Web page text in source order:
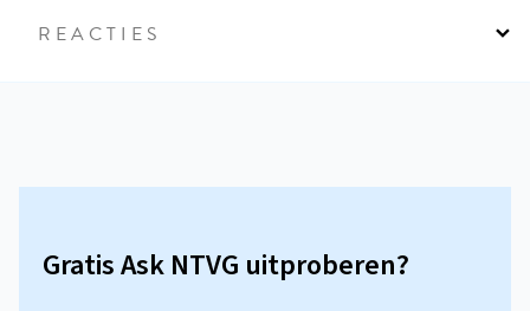
REACTIES
Gratis Ask NTVG uitproberen?